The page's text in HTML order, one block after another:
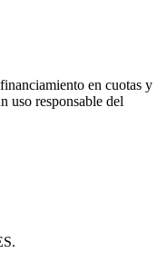
en cuotas y
uso responsable del